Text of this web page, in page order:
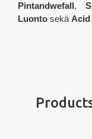
Pintandwefall ,
Luonto sekä Acid